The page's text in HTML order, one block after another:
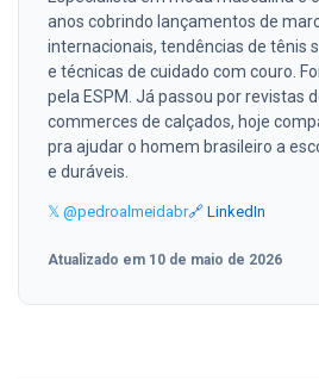
anos cobrindo lançamentos de
internacionais, tendências de tênis
e técnicas de cuidado com couro.
pela ESPM. Já passou por revistas
commerces de calçados, hoje
pra ajudar o homem brasileiro a
e duráveis.
𝕏 @pedroalmeidabr🔗 LinkedIn
Atualizado em 10 de maio de 2026